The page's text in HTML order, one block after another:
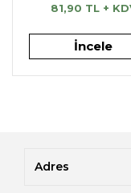
81,90 TL +
İncele
Adres